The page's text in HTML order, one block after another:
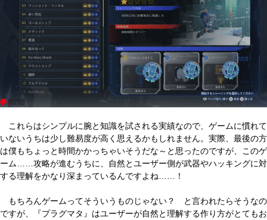
これらはシンプルに腕と知識を試される実績なので、ゲームに慣れて
いないうちは少し難易度が高く思えるかもしれません。実際、最後の方
は僕もちょっと時間かかっちゃいそうだな～と思ったのですが、このゲ
ーム……攻略が進むうちに、自然とユーザー側が武器やハッキングに対
する理解をかなり深まっているんですよね……！
もちろんゲームってそういうものじゃない？ と言われたらそうなの
ですが、『プラグマタ』はユーザーが自然と理解する作り方がとてもお